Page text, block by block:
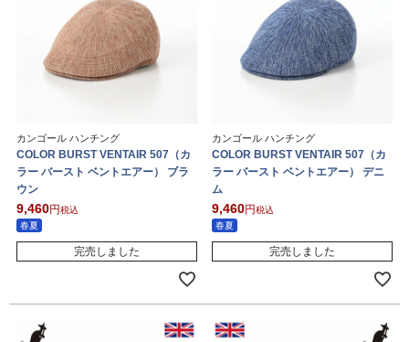
カンゴール ハンチング
COLOR BURST VENTAIR 507（カ
ラー バースト ベントエアー） ブラ
ウン
9,460
税込
春夏
完売しました
カンゴール ハンチング
COLOR BURST VENTAIR 507（カ
ラー バースト ベントエアー） デニ
ム
9,460
税込
春夏
完売しました